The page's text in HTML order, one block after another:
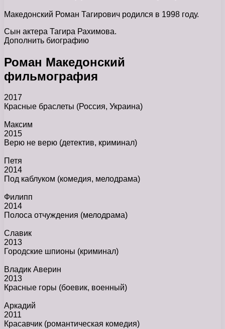
Македонский Роман Тагирович родился в 1998 году.
Сын актера Тагира Рахимова.
Дополнить биографию
Роман Македонский
фильмография
2017
Красные браслеты (Россия, Украина)
Максим
2015
Верю не верю (детектив, криминал)
Петя
2014
Под каблуком (комедия, мелодрама)
Филипп
2014
Полоса отчуждения (мелодрама)
Славик
2013
Городские шпионы (криминал)
Владик Аверин
2013
Красные горы (боевик, военный)
Аркадий
2011
Красавчик (романтическая комедия)